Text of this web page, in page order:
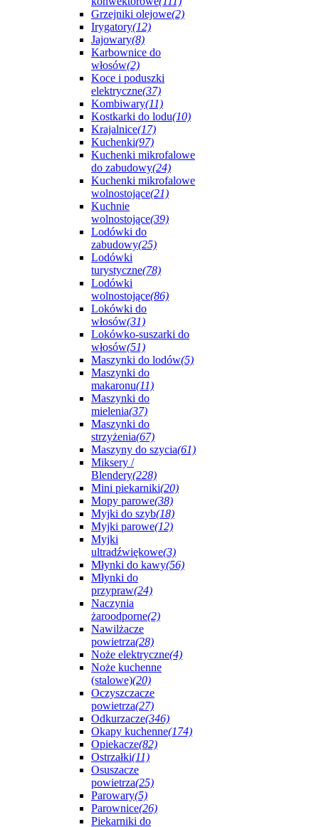
Grzejniki olejowe(2)
Irygatory(12)
Jajowary(8)
Karbownice do
włosów(2)
Koce i poduszki
elektryczne(37)
Kombiwary(11)
Kostkarki do lodu(10)
Krajalnice(17)
Kuchenki(97)
Kuchenki mikrofalowe
do zabudowy(24)
Kuchenki mikrofalowe
wolnostojące(21)
Kuchnie
wolnostojące(39)
Lodówki do
zabudowy(25)
Lodówki
turystyczne(78)
Lodówki
wolnostojące(86)
Lokówki do
włosów(31)
Lokówko-suszarki do
włosów(51)
Maszynki do lodów(5)
Maszynki do
makaronu(11)
Maszynki do
mielenia(37)
Maszynki do
strzyżenia(67)
Maszyny do szycia(61)
Miksery /
Blendery(228)
Mini piekarniki(20)
Mopy parowe(38)
Myjki do szyb(18)
Myjki parowe(12)
Myjki
ultradźwiękowe(3)
Młynki do kawy(56)
Młynki do
przypraw(24)
Naczynia
żaroodporne(2)
Nawilżacze
powietrza(28)
Noże elektryczne(4)
Noże kuchenne
(stalowe)(20)
Oczyszczacze
powietrza(27)
Odkurzacze(346)
Okapy kuchenne(174)
Opiekacze(82)
Ostrzałki(11)
Osuszacze
powietrza(25)
Parowary(5)
Parownice(26)
Piekarniki do